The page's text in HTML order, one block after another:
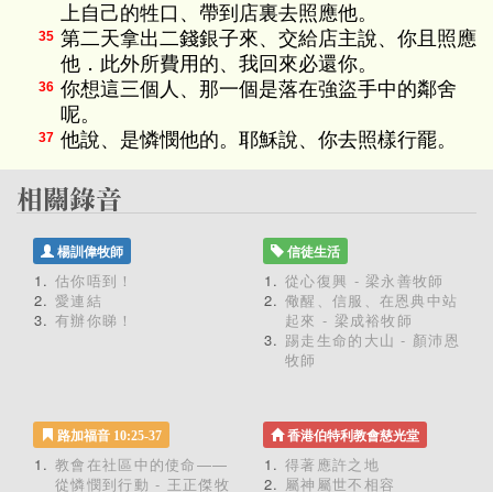
上自己的牲口、帶到店裏去照應他。
35 第二天拿出二錢銀子來、交給店主說、你且照應
他．此外所費用的、我回來必還你。
36 你想這三個人、那一個是落在強盜手中的鄰舍
呢。
37 他說、是憐憫他的。耶穌說、你去照樣行罷。
楊訓偉牧師
估你唔到！
愛連結
有辦你睇！
信徒生活
從心復興 - 梁永善牧師
儆醒、信服、在恩典中站
起來 - 梁成裕牧師
踢走生命的大山 - 顏沛恩
牧師
路加福音 10:25-37
教會在社區中的使命——
從憐憫到行動 - 王正傑牧
香港伯特利教會慈光堂
得著應許之地
屬神屬世不相容